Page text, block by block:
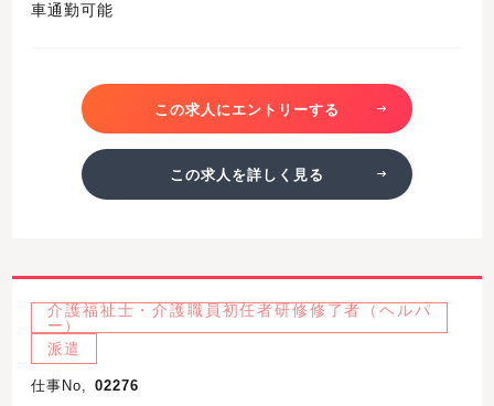
車通勤可能
この求人にエントリーする
この求人を詳しく見る
介護福祉士・介護職員初任者研修修了者（ヘルパ
ー）
派遣
仕事No, 02276